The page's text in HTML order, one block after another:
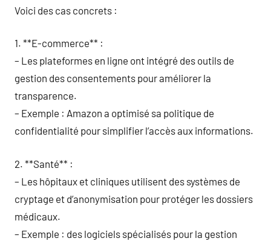
Voici des cas concrets :
1. **E-commerce** :
– Les plateformes en ligne ont intégré des outils de
gestion des consentements pour améliorer la
transparence.
– Exemple : Amazon a optimisé sa politique de
confidentialité pour simplifier l’accès aux informations.
2. **Santé** :
– Les hôpitaux et cliniques utilisent des systèmes de
cryptage et d’anonymisation pour protéger les dossiers
médicaux.
– Exemple : des logiciels spécialisés pour la gestion